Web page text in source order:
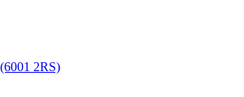
2RS)